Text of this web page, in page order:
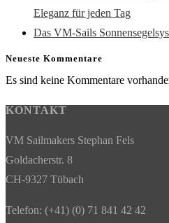
Eleganz für jeden Tag
Das VM-Sails
Neueste Kommentare
Es sind keine Kommentare
KONTAKT
VM Sailmakers Stephan Fels
Goldacherstr. 8
CH-9327 Tübach
Telefon: (+41) (0) 71 841 42 42